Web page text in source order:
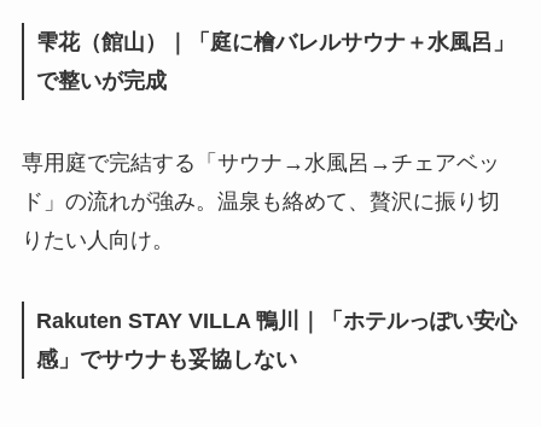
雫花（館山）｜「庭に檜バレルサウナ＋水風呂」
で整いが完成
専用庭で完結する「サウナ→水風呂→チェアベッ
ド」の流れが強み。温泉も絡めて、贅沢に振り切
りたい人向け。
Rakuten STAY VILLA 鴨川｜「ホテルっぽい安心
感」でサウナも妥協しない